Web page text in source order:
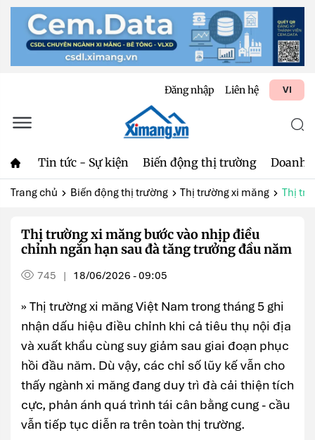
Đăng nhập Liên hệ VI
Tin tức - Sự kiện Biến động thị trường Doanh
Trang chủ Biến động thị trường Thị trường xi măng Thị
Thị trường xi măng bước vào nhịp điều
chỉnh ngắn hạn sau đà tăng trưởng đầu năm
745 | 18/06/2026 - 09:05
» Thị trường xi măng Việt Nam trong tháng 5 ghi
nhận dấu hiệu điều chỉnh khi cả tiêu thụ nội địa
và xuất khẩu cùng suy giảm sau giai đoạn phục
hồi đầu năm. Dù vậy, các chỉ số lũy kế vẫn cho
thấy ngành xi măng đang duy trì đà cải thiện tích
cực, phản ánh quá trình tái cân bằng cung - cầu
vẫn tiếp tục diễn ra trên toàn thị trường.